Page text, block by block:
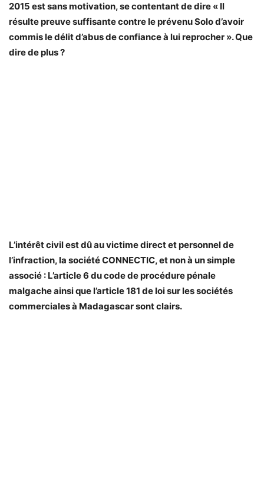
2015 est sans motivation, se contentant de dire « Il
résulte preuve suffisante contre le prévenu Solo d’avoir
commis le délit d’abus de confiance à lui reprocher ». Que
dire de plus ?
L’intérêt civil est dû au victime direct et personnel de
l’infraction, la société CONNECTIC, et non à un simple
associé : L’article 6 du code de procédure pénale
malgache ainsi que l’article 181 de loi sur les sociétés
commerciales à Madagascar sont clairs.